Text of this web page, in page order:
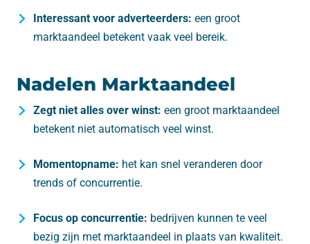
Interessant voor adverteerders: een groot
marktaandeel betekent vaak veel bereik.
Nadelen Marktaandeel
Zegt niet alles over winst: een groot marktaandeel
betekent niet automatisch veel winst.
Momentopname: het kan snel veranderen door
trends of concurrentie.
Focus op concurrentie: bedrijven kunnen te veel
bezig zijn met marktaandeel in plaats van kwaliteit.